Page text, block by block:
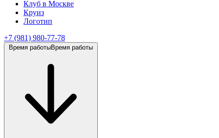
Клуб в Москве
Круиз
Логотип
+7 (981) 980-77-78
Время работыВремя работы